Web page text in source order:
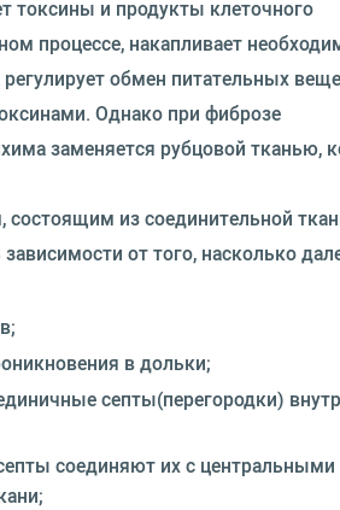
токсины и продукты клеточного
процессе, накапливает
обмен питательных
Однако при фиброзе
заменяется рубцовой тканью,
из соединительной
от того, насколько
в дольки;
септы(перегородки)
соединяют их с центральными